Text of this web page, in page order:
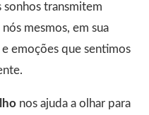
sonhos transmitem
mesmos, em sua
emoções que sentimos
nos ajuda a olhar para